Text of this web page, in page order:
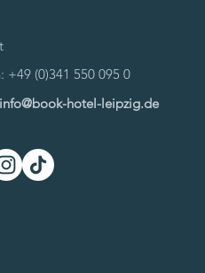
+49 (0)341 550 095 0
info@book-hotel-leipzig.de